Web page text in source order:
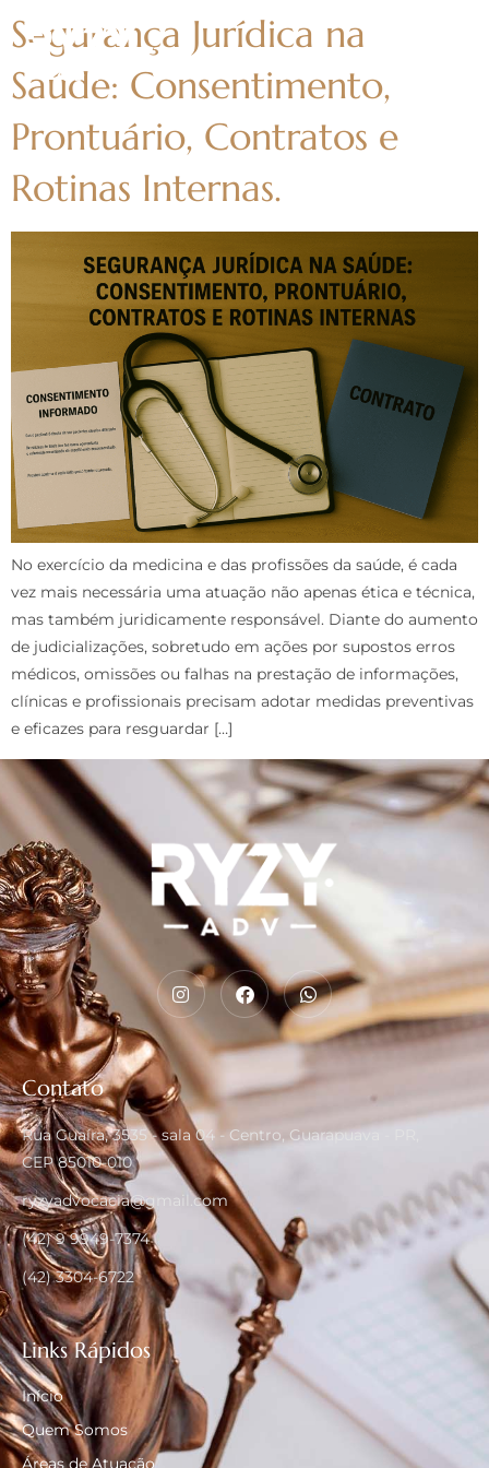
Segurança Jurídica na
Saúde: Consentimento,
Prontuário, Contratos e
Rotinas Internas.
No exercício da medicina e das profissões da saúde, é cada
vez mais necessária uma atuação não apenas ética e técnica,
mas também juridicamente responsável. Diante do aumento
de judicializações, sobretudo em ações por supostos erros
médicos, omissões ou falhas na prestação de informações,
clínicas e profissionais precisam adotar medidas preventivas
e eficazes para resguardar […]
Contato
Rua Guaíra, 3535 - sala 04 - Centro, Guarapuava - PR,
CEP 85010-010
ryzyadvocacia@gmail.com
(42) 9 9949-7374
(42) 3304-6722
Links Rápidos
Início
Quem Somos
Áreas de Atuação